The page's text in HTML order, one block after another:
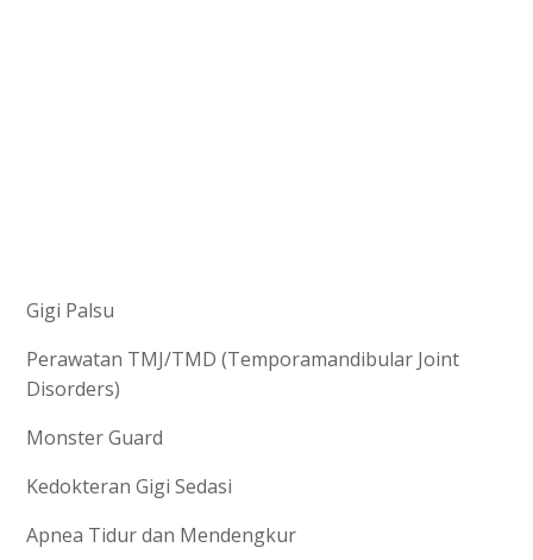
Gigi Palsu
Perawatan TMJ/TMD (Temporamandibular Joint
Disorders)
Monster Guard
Kedokteran Gigi Sedasi
Apnea Tidur dan Mendengkur